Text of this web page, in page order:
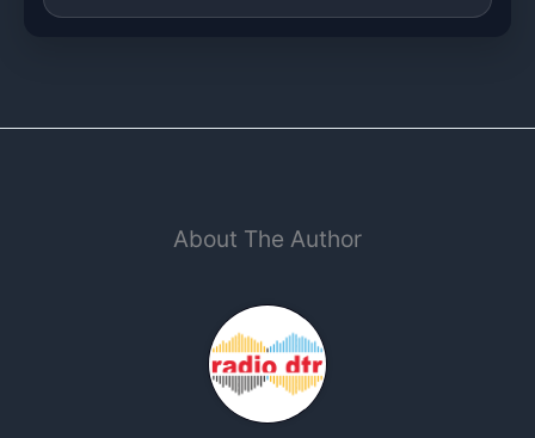
About The Author